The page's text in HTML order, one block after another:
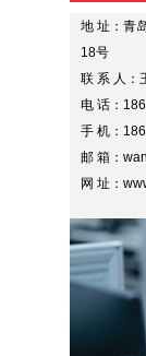
地 址：青
18号
联 系 人：
电 话：
手 机：
邮 箱：
网 址：